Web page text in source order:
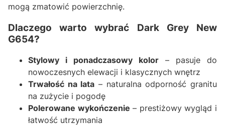
mogą zmatowić powierzchnię.
Dlaczego warto wybrać Dark Grey New
G654?
Stylowy i ponadczasowy kolor – pasuje do
nowoczesnych elewacji i klasycznych wnętrz
Trwałość na lata – naturalna odporność granitu
na zużycie i pogodę
Polerowane wykończenie – prestiżowy wygląd i
łatwość utrzymania